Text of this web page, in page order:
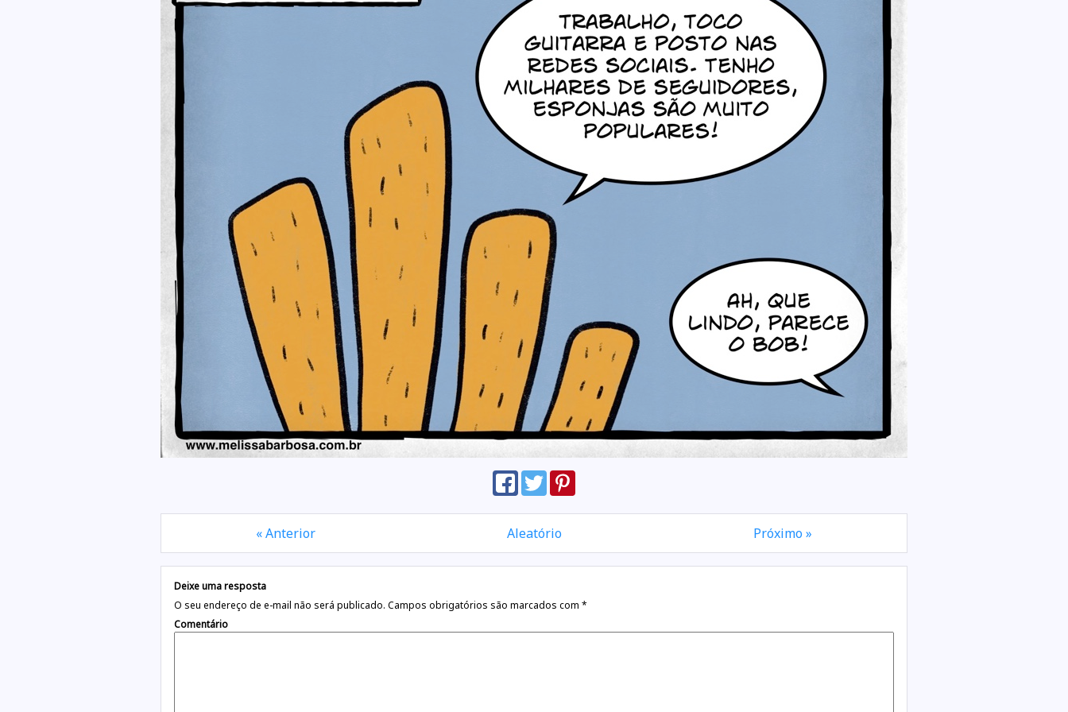
« Anterior Aleatório Próximo »
Deixe uma resposta
O seu endereço de e-mail não será publicado. Campos obrigatórios são marcados com *
Comentário